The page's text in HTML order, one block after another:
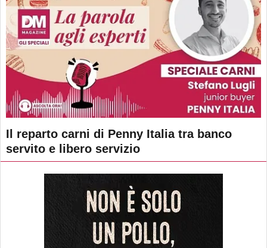
Il reparto carni di Penny Italia tra banco
servito e libero servizio